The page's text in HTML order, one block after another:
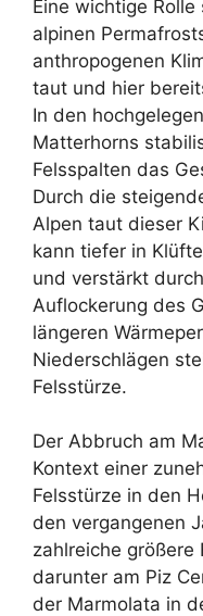
Eine wichtige
alpinen
anthropogenen
taut und hier
In den
Matterhorns
Felsspalten das
Durch die
Alpen taut dieser
kann tiefer in
und verstärkt
Auflockerung des
längeren
Niederschlägen
Felsstürze.
Der Abbruch am
Kontext einer
Felsstürze in den
den vergangenen
zahlreiche größere
darunter am Piz
der Marmolata in